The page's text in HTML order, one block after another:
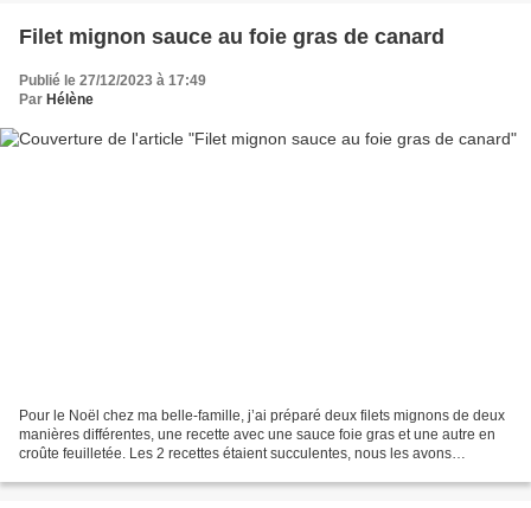
Filet mignon sauce au foie gras de canard
Publié le 27/12/2023 à 17:49
Par Hélène
Pour le Noël chez ma belle-famille, j’ai préparé deux filets mignons de deux
manières différentes, une recette avec une sauce foie gras et une autre en
croûte feuilletée. Les 2 recettes étaient succulentes, nous les avons